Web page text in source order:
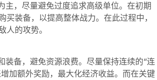
主，尽量避免过度追求高级单位。在初期
装备，以提高整体战力。在此过程中，
的攻势。
装备，避免资源浪费。尽量保持连续的“连
加额外奖励，最大化经济收益。而在关键